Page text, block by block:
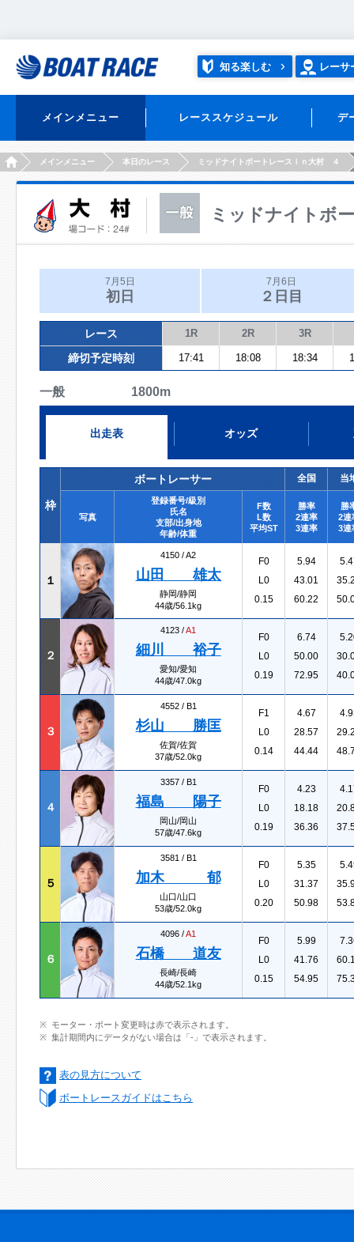
知る楽しむ レーサ
メインメニュー レーススケジュール デ
HOMEメインメニュー 本日のレース ミッドナイトボートレースｉｎ大村 ４
ミッドナイトボ
7月5日
初日
7月6日
２日目
レース 1R 2R 3R
締切予定時刻 17:41 18:08 18:34
一般 1800m
出走表 オッズ
枠
ボートレーサー 全国 当
写真
登録番号/級別
氏名
支部/出身地
年齢/体重
F数
L数
平均ST
勝率
2連率
3連率
勝
2連
3連
１
4150 /A2
山田 雄太
静岡/静岡
44歳/56.1kg
F0
L0
0.15
5.94
43.01
60.22
２
4123 /A1
細川 裕子
愛知/愛知
44歳/47.0kg
F0
L0
0.19
6.74
50.00
72.95
３
4552 / B1
杉山 勝匡
佐賀/佐賀
37歳/52.0kg
F1
L0
0.14
4.67
28.57
44.44
４
3357 / B1
福島 陽子
岡山/岡山
57歳/47.6kg
F0
L0
0.19
4.23
18.18
36.36
５
3581 / B1
加木 郁
山口/山口
53歳/52.0kg
F0
L0
0.20
5.35
31.37
50.98
６
4096 /A1
石橋 道友
長崎/長崎
44歳/52.1kg
F0
L0
0.15
5.99
41.76
54.95
モーター・ボート変更時は赤で表示されます。
集計期間内にデータがない場合は「-」で表示されます。
表の見方について
ボートレースガイドはこちら